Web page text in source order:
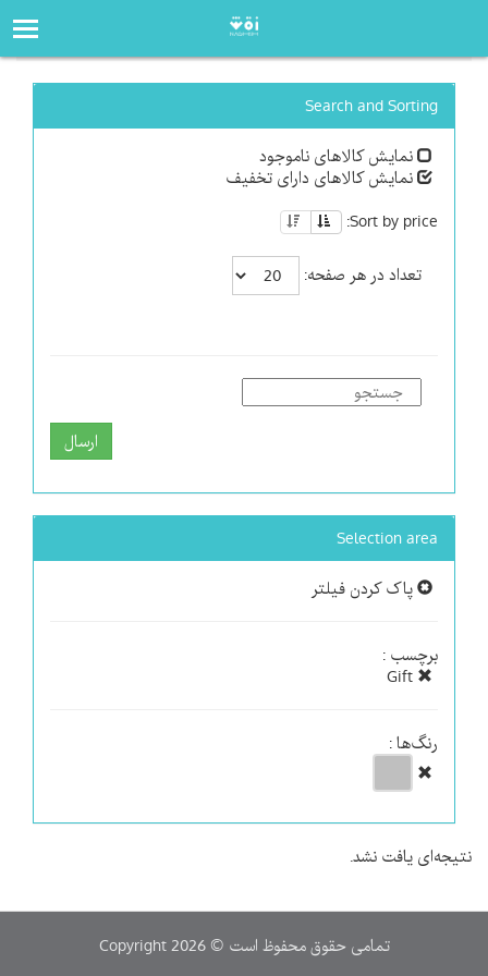
Search and Sorting
نمایش کالاهای ناموجود
نمایش کالاهای دارای تخفیف
Sort by price:
تعداد در هر صفحه:
ارسال
Selection area
پاک کردن فیلتر
برچسب :
رنگ‌ها :
نتیجه‌ای یافت نشد.
Copyright 2026 © تمامی حقوق محفوظ است